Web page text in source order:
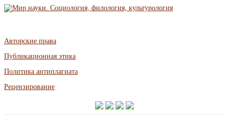
Авторские права
Публикационная этика
Политика антиплагиата
Рецензирование